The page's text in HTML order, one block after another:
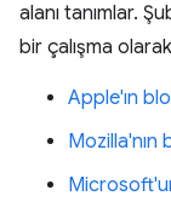
alanı tanımlar.
bir çalışma
Apple'ın
Mozilla'nın